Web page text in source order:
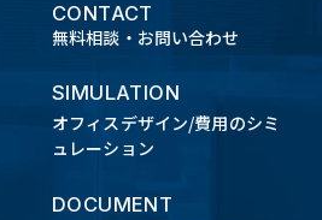
CONTACT
無料相談・お問い合わせ
SIMULATION
オフィスデザイン/費用のシミ
ュレーション
DOCUMENT